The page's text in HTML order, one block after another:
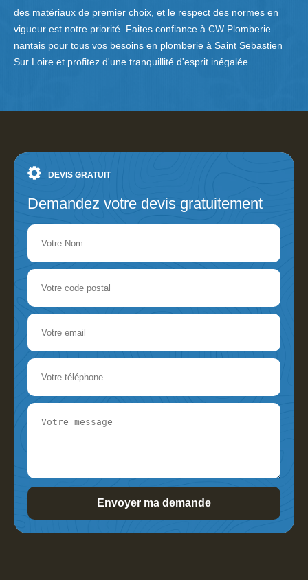
des matériaux de premier choix, et le respect des normes en
vigueur est notre priorité. Faites confiance à CW Plomberie
nantais pour tous vos besoins en plomberie à Saint Sebastien
Sur Loire et profitez d'une tranquillité d'esprit inégalée.
DEVIS GRATUIT
Demandez votre devis gratuitement